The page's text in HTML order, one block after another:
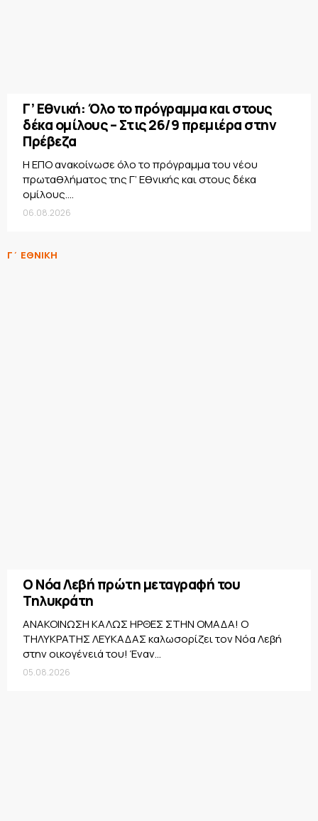
Γ’ Εθνική: Όλο το πρόγραμμα και στους
δέκα ομίλους – Στις 26/9 πρεμιέρα στην
Πρέβεζα
Η ΕΠΟ ανακοίνωσε όλο το πρόγραμμα του νέου
πρωταθλήματος της Γ’ Εθνικής και στους δέκα
ομίλους....
06.08.2026
Γ΄ ΕΘΝΙΚΗ
Ο Νόα Λεβή πρώτη μεταγραφή του
Τηλυκράτη
ΑΝΑΚΟΙΝΩΣΗ ΚΑΛΩΣ ΗΡΘΕΣ ΣΤΗΝ ΟΜΑΔΑ! Ο
ΤΗΛΥΚΡΑΤΗΣ ΛΕΥΚΑΔΑΣ καλωσορίζει τον Νόα Λεβή
στην οικογένειά του! Έναν...
05.08.2026